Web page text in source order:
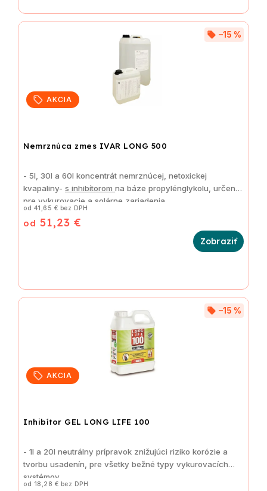
AKCIA
Nemrznúca zmes IVAR LONG 500
–15 %
od 41,65 € bez DPH
od 51,23 €
- 5l, 30l a 60l koncentrát nemrznúcej, netoxickej
kvapaliny- s inhibítorom na báze propylénglykolu, určená
pre vykurovacie a solárne zariadenia
AKCIA
Inhibítor GEL LONG LIFE 100
–15 %
od 18,28 € bez DPH
- 1l a 20l neutrálny prípravok znižujúci riziko korózie a
tvorbu usadenín, pre všetky bežné typy vykurovacích
systémov